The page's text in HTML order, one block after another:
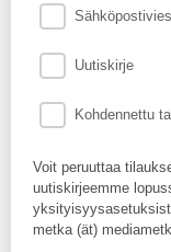
Uutiskirje
Kohdennettu
Voit peruuttaa
uutiskirjeemme
metka (ät)